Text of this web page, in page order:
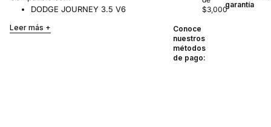
DODGE JOURNEY 3.5 V6
DODGE JOURNEY 3.6 V6
Leer más
$3,000
garantía
Conoce
nuestros
métodos
de pago: